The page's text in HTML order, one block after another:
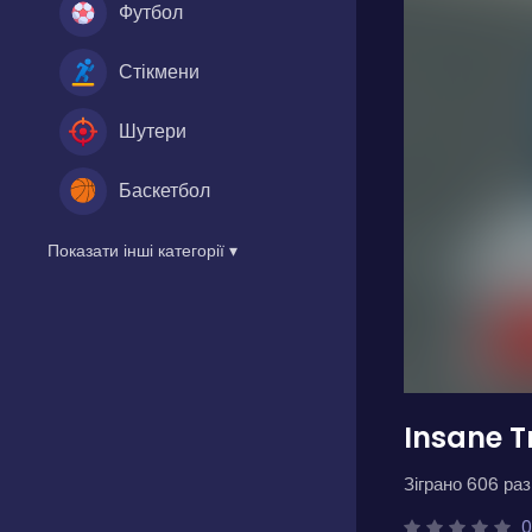
Футбол
Стікмени
Шутери
Баскетбол
Показати інші категорії ▾
Insane
Зіграно 606